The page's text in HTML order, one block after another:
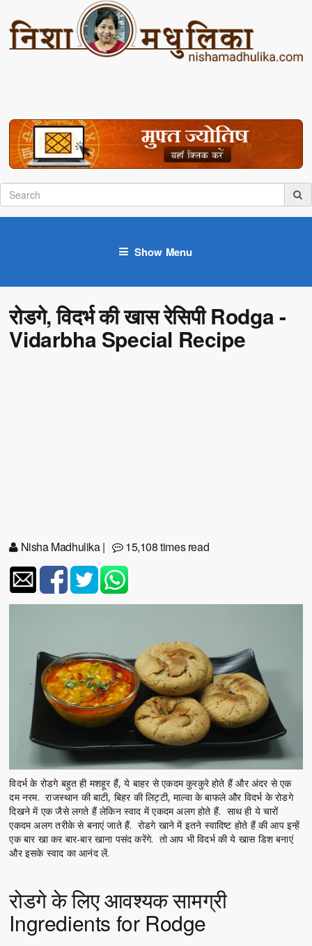
Show Menu
रोडगे, विदर्भ की खास रेसिपी Rodga -
Vidarbha Special Recipe
Nisha Madhulika| 15,108 times read
विदर्भ के रोडगे बहुत ही मशहूर हैं, ये बाहर से एकदम कुरकुरे होते हैं और अंदर से एक
दम नरम. राजस्थान की बाटी, बिहर की लिट्टी, माल्वा के बाफले और विदर्भ के रोडगे
दिखने में एक जैसे लगते हैं लेकिन स्वाद में एकदम अलग होते हैं. साथ ही ये चारों
एकदम अलग तरीके से बनाएं जाते हैं. रोडगे खाने में इतने स्वादिष्ट होते हैं की आप इन्हें
एक बार खा कर बार-बार खाना पसंद करेंगे. तो आप भी विदर्भ की ये खास डिश बनाएं
और इसके स्वाद का आनंद लें.
रोडगे के लिए आवश्यक सामग्री
Ingredients for Rodge